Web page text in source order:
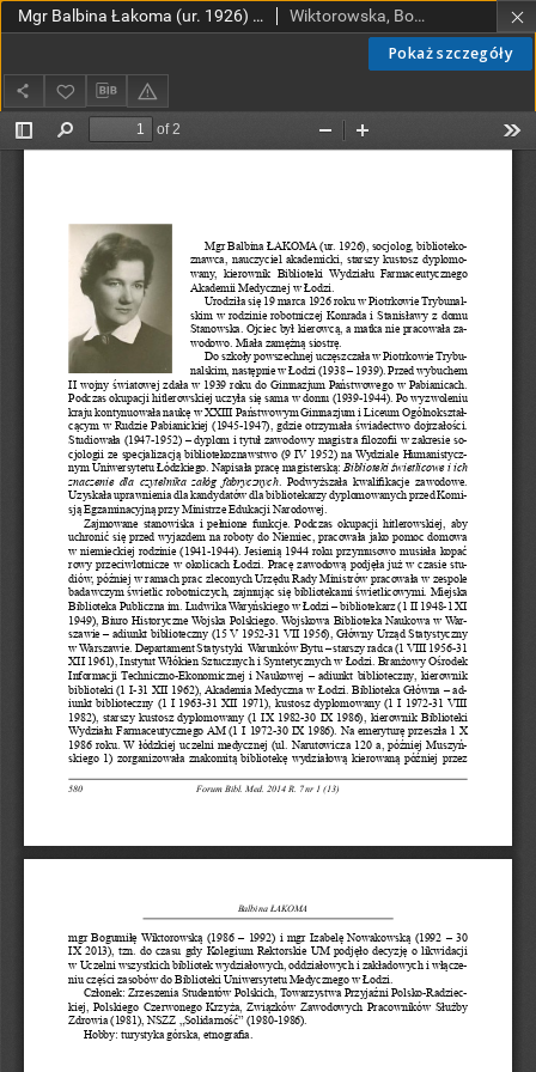
Pokaż szczegóły
Mgr Balbina Łakoma (ur. 1926) Łódź – AM Wiktorowska, Bogumiła